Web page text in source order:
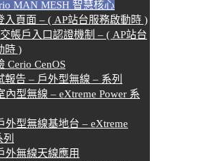
MAN MESH 智慧核心
入頁面 – ( AP站台服務啟動時 )
帳戶入口認證機制 – ( AP站台
時 )
Cerio CenOS
報告 – 戶外型無線 – 系列
內型無線 – eXtreme Power 系
外型無線基地台 – eXtreme
外無線天線應用